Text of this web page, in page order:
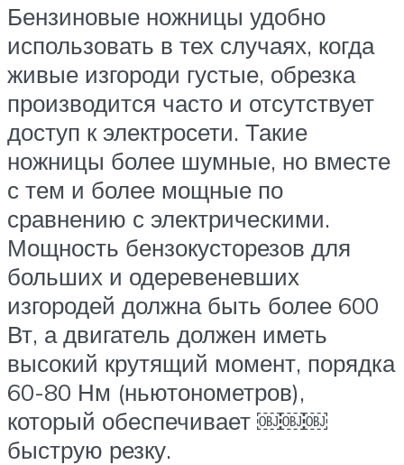
Бензиновые ножницы удобно
использовать в тех случаях, когда
живые изгороди густые, обрезка
производится часто и отсутствует
доступ к электросети. Такие
ножницы более шумные, но вместе
с тем и более мощные по
сравнению с электрическими.
Мощность бензокусторезов для
больших и одеревеневших
изгородей должна быть более 600
Вт, а двигатель должен иметь
высокий крутящий момент, порядка
60-80 Нм (ньютонометров),
который обеспечивает ￼￼￼
быструю резку.